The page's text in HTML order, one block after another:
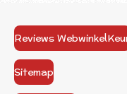
Reviews
Sitemap